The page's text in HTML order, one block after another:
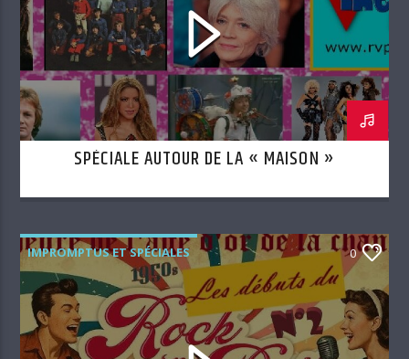
SPÉCIALE AUTOUR DE LA « MAISON »
IMPROMPTUS ET SPÉCIALES 0